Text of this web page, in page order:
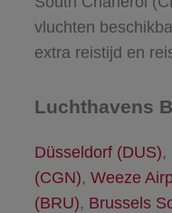
vluchten
extra reistijd en
Luchthavens
Düsseldorf (DUS),
(CGN), Weeze
(BRU), Brussels